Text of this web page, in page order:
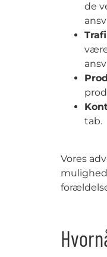
de
tab.
Vores